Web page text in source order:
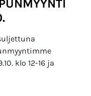
klo 12-16 ja